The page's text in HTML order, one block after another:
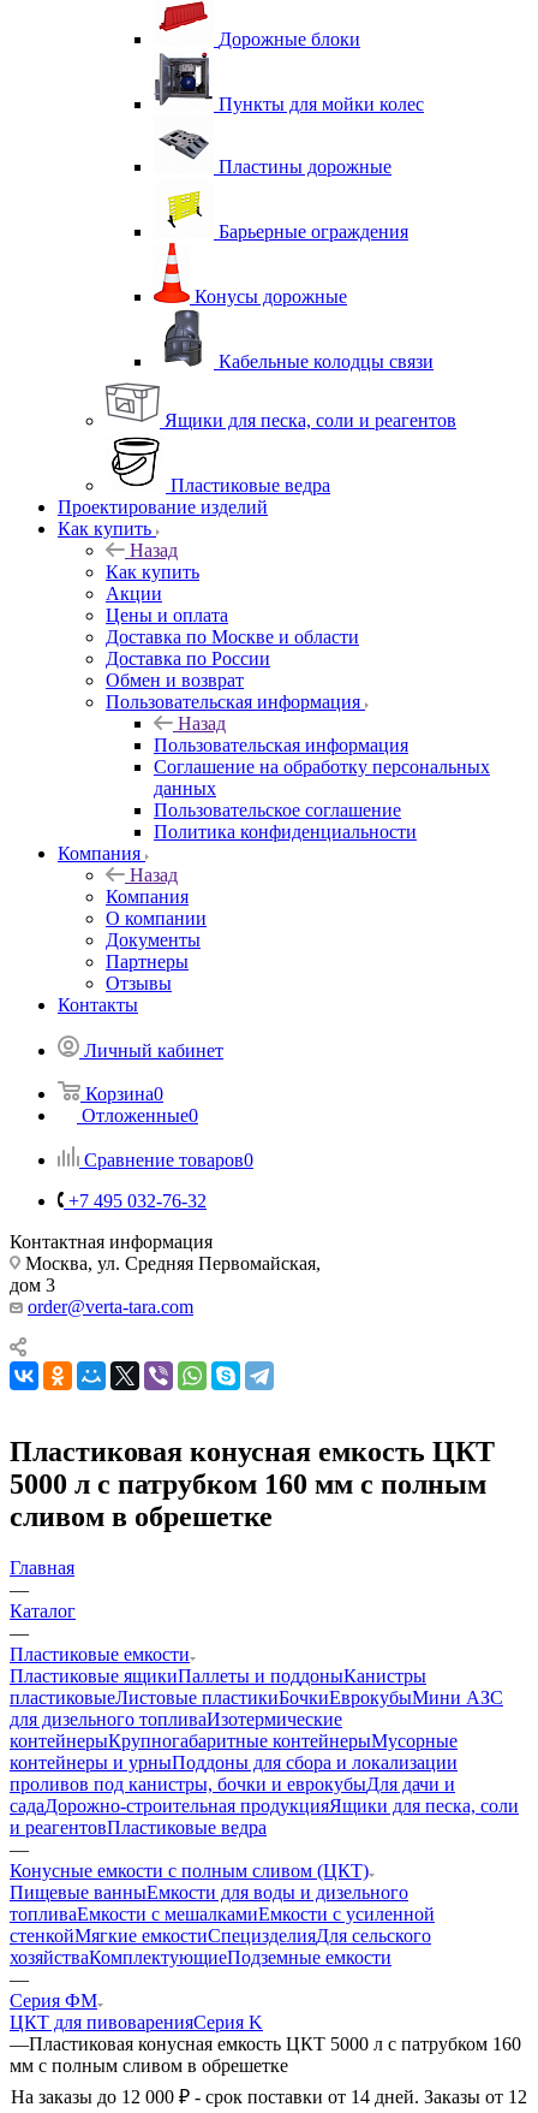
Дорожные блоки
Пункты для мойки колес
Пластины дорожные
Барьерные ограждения
Конусы дорожные
Кабельные колодцы связи
Ящики для песка, соли и реагентов
Пластиковые ведра
Проектирование изделий
Как купить
Назад
Как купить
Акции
Цены и оплата
Доставка по Москве и области
Доставка по России
Обмен и возврат
Пользовательская информация
Назад
Пользовательская информация
Соглашение на обработку персональных
данных
Пользовательское соглашение
Политика конфиденциальности
Компания
Назад
Компания
О компании
Документы
Партнеры
Отзывы
Контакты
Личный кабинет
Корзина0
Отложенные0
Сравнение товаров0
+7 495 032-76-32
Контактная информация
Москва, ул. Средняя Первомайская,
дом 3
order@verta-tara.com
Пластиковая конусная емкость ЦКТ
5000 л с патрубком 160 мм с полным
сливом в обрешетке
Главная
—
Каталог
—
Пластиковые емкости
Пластиковые ящикиПаллеты и поддоныКанистры
пластиковыеЛистовые пластикиБочкиЕврокубыМини АЗС
для дизельного топливаИзотермические
контейнерыКрупногабаритные контейнерыМусорные
контейнеры и урныПоддоны для сбора и локализации
проливов под канистры, бочки и еврокубыДля дачи и
садаДорожно-строительная продукцияЯщики для песка, соли
и реагентовПластиковые ведра
—
Конусные емкости с полным сливом (ЦКТ)
Пищевые ванныЕмкости для воды и дизельного
топливаЕмкости с мешалкамиЕмкости с усиленной
стенкойМягкие емкостиСпецизделияДля сельского
хозяйстваКомплектующиеПодземные емкости
—
Серия ФМ
ЦКТ для пивоваренияСерия K
—Пластиковая конусная емкость ЦКТ 5000 л с патрубком 160
мм с полным сливом в обрешетке
На заказы до 12 000 ₽ - срок поставки от 14 дней. Заказы от 12